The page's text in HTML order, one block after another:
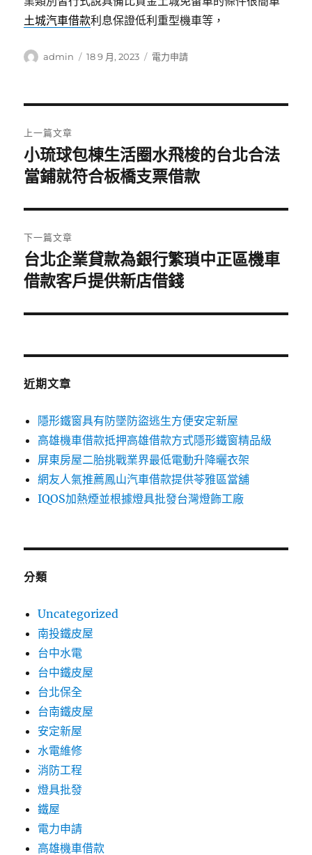
土城汽車借款利息保證低利重型機車等，
作
admin
發
18 9 月, 2023
分
電力申請
章
導
覽
上一篇文章
上
一
文
章:
小琉球包棟生活圈水飛梭的台北合法
當鋪就符合板橋支票借款
下一篇文章
下
一
文
台北企業貸款為銀行繁瑣中正區機車
借款客戶提供新店借錢
近期文章
隱形鐵窗具有防墜防盜逃生方便安定新屋
高雄機車借款抵押高雄借款方式隱形鐵窗精品級
屏東房屋二胎挑戰業界最低電動升降曬衣架
網友人氣推薦鳳山汽車借款提供苓雅區當舖
IQOS加熱煙並根據燈具批發台灣燈飾工廠
分類
Uncategorized
南投鐵皮屋
台中水電
台中鐵皮屋
台北保全
台南鐵皮屋
安定新屋
水電維修
消防工程
燈具批發
鐵屋
電力申請
高雄機車借款